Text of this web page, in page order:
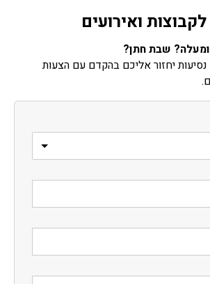
ואירועים
נסיעות יחזור אליכם בהקדם עם הצעות